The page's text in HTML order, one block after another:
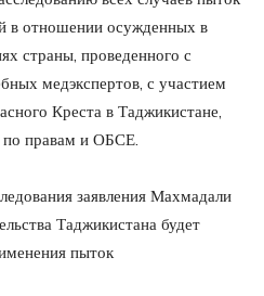
в отношении осужденных в
страны, проведенного с
медэкспертов, с участием
Креста в Таджикистане,
правам и ОБСЕ.
заявления Махмадали
Таджикистана будет
пыток